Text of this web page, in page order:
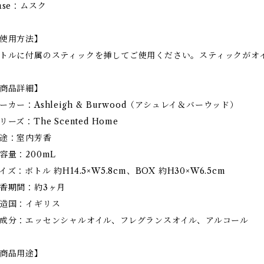
：ムスク
使用方法】
ルに付属のスティックを挿してご使用ください。スティックが
商品詳細】
カー：Ashleigh & Burwood（アシュレイ＆バーウッド）
ーズ：The Scented Home
：室内芳香
量：200mL
ズ：ボトル 約H14.5×W5.8cm、BOX 約H30×W6.5cm
期間：約3ヶ月
国：イギリス
分：エッセンシャルオイル、フレグランスオイル、アルコール
商品用途】